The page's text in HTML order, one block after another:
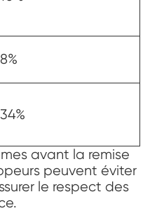
8%
34%
avant la remise
peuvent éviter
le respect des